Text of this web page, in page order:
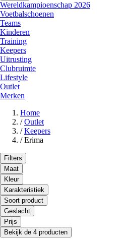
Wereldkampioenschap 2026
Voetbalschoenen
Teams
Kinderen
Training
Keepers
Uitrusting
Clubruimte
Lifestyle
Outlet
Merken
Home
/ Outlet
/ Keepers
/ Erima
Filters
Maat
Kleur
Karakteristiek
Soort product
Geslacht
Prijs
Bekijk de 4 producten